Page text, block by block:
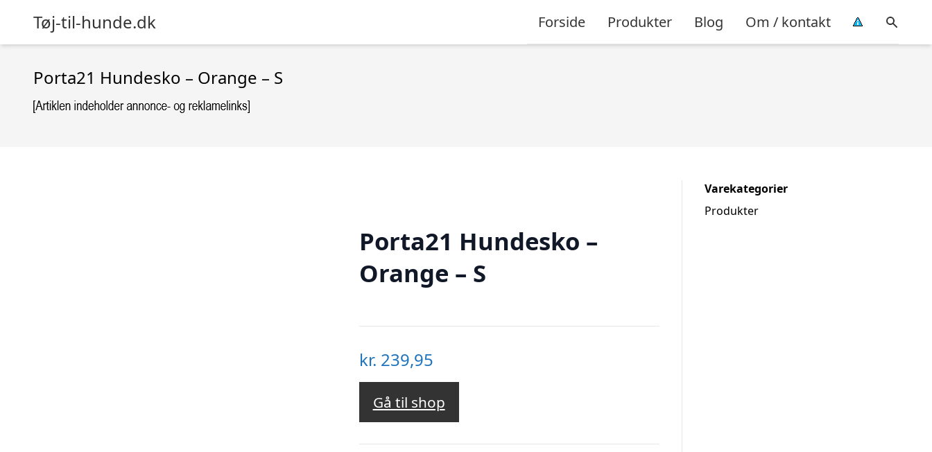
Tøj-til-hunde.dk Forside Produkter Blog Om / kontakt
Porta21 Hundesko – Orange – S
Porta21 Hundesko –
Orange – S
kr. 239,95
Gå til shop
Varekategorier
Produkter